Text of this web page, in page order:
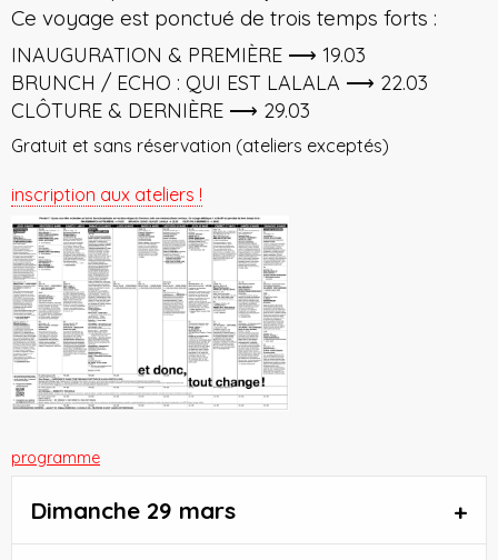
Ce voyage est ponctué de trois temps forts :
INAUGURATION & PREMIÈRE ⟶ 19.03
BRUNCH / ECHO : QUI EST LALALA ⟶ 22.03
CLÔTURE & DERNIÈRE ⟶ 29.03
Gratuit et sans réservation (ateliers exceptés)
inscription aux ateliers !
programme
Dimanche 29 mars